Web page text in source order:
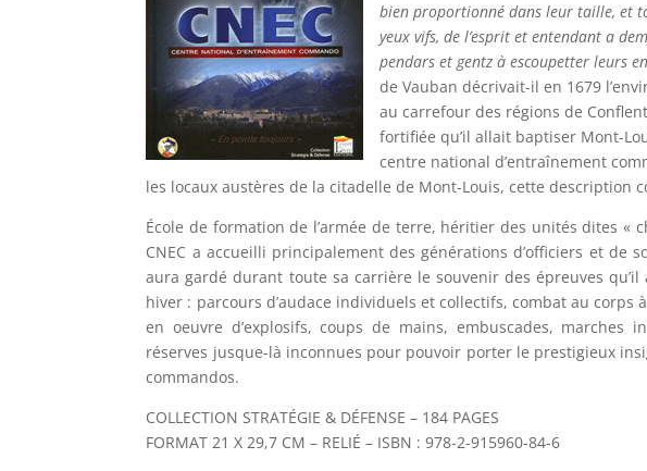
bien proportionné dans leur taille, et
yeux vifs, de l’esprit et entendant a
pendars et gentz à escoupetter leurs
de Vauban décrivait-il en 1679
au carrefour des régions de
fortifiée qu’il allait baptiser Mont-
centre national d’entraînement
les locaux austères de la citadelle de Mont-Louis, cette description
École de formation de l’armée de terre, héritier des unités dites «
CNEC a accueilli principalement des générations d’officiers et de
aura gardé durant toute sa carrière le souvenir des épreuves
hiver : parcours d’audace individuels et collectifs, combat au corps
en oeuvre d’explosifs, coups de mains, embuscades, marches
réserves jusque-là inconnues pour pouvoir porter le prestigieux
commandos.
COLLECTION STRATÉGIE & DÉFENSE – 184 PAGES
FORMAT 21 X 29,7 CM – RELIÉ – ISBN : 978-2-915960-84-6